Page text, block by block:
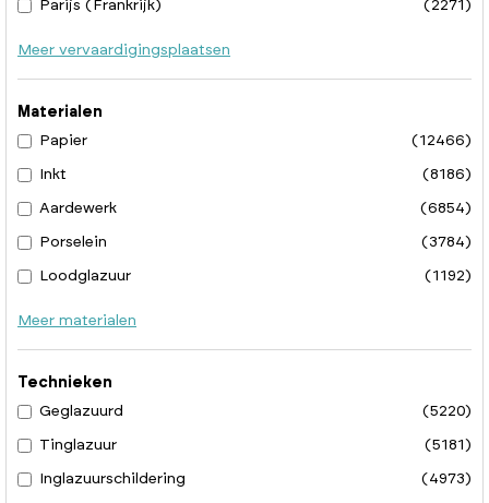
Parijs (Frankrijk) (2271)
Meer vervaardigingsplaatsen
Materialen
Papier
(12466)
Inkt (8186)
Aardewerk (6854)
Porselein (3784)
Loodglazuur (1192)
Meer materialen
Technieken
Geglazuurd
(5220)
Tinglazuur (5181)
Inglazuurschildering (4973)